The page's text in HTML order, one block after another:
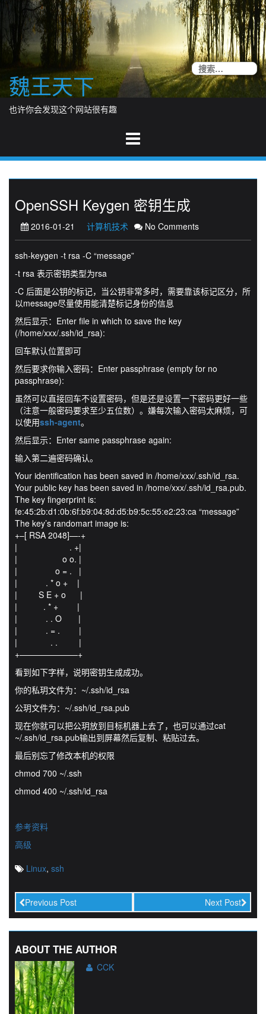
content
魏王天下
也许你会发现这个网站很有趣
搜
OpenSSH Keygen 密钥生成
2016-01-21 计算机技术 No Comments
ssh-keygen -t rsa -C “message”
-t rsa 表示密钥类型为rsa
-C 后面是公钥的标记，当公钥非常多时，需要靠该标记区分，所
以message尽量使用能清楚标记身份的信息
然后显示：Enter file in which to save the key
(/home/xxx/.ssh/id_rsa):
回车默认位置即可
然后要求你输入密码：Enter passphrase (empty for no
passphrase):
虽然可以直接回车不设置密码，但是还是设置一下密码更好一些
（注意一般密码要求至少五位数）。嫌每次输入密码太麻烦，可
以使用ssh-agent。
然后显示：Enter same passphrase again:
输入第二遍密码确认。
Your identification has been saved in /home/xxx/.ssh/id_rsa.
Your public key has been saved in /home/xxx/.ssh/id_rsa.pub.
The key fingerprint is:
fe:45:2b:d1:0b:6f:b9:04:8d:d5:b9:5c:55:e2:23:ca “message”
The key’s randomart image is:
+–[ RSA 2048]—-+
| . +|
| o o. |
| o = . |
| . * o + |
| S E + o |
| . * + |
| . . O |
| . = . |
| . . |
+———————+
看到如下字样，说明密钥生成成功。
你的私玥文件为：~/.ssh/id_rsa
公玥文件为：~/.ssh/id_rsa.pub
现在你就可以把公玥放到目标机器上去了，也可以通过cat
~/.ssh/id_rsa.pub输出到屏幕然后复制、粘贴过去。
最后别忘了修改本机的权限
chmod 700 ~/.ssh
chmod 400 ~/.ssh/id_rsa
参考资料
高级
Linux, ssh
Previous Post Next Post
ABOUT THE AUTHOR
CCK